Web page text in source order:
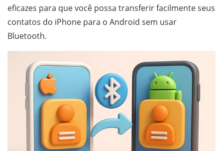
eficazes para que você possa transferir facilmente seus
contatos do iPhone para o Android sem usar
Bluetooth.